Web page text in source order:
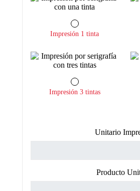
Impresión 1 tinta
Impresión 3 tintas
Unitario
Producto